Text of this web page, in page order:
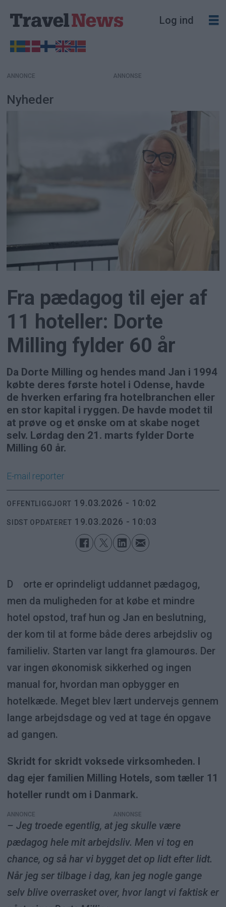
Log ind
ANNONCE
Nyheder
Fra pædagog til ejer af
11 hoteller: Dorte
Milling fylder 60 år
Da Dorte Milling og hendes mand Jan i 1994
købte deres første hotel i Odense, havde
de hverken erfaring fra hotelbranchen eller
en stor kapital i ryggen. De havde modet til
at prøve og et ønske om at skabe noget
selv. Lørdag den 21. marts fylder Dorte
Milling 60 år.
E-mail reporter
OFFENTLIGGJORT 19.03.2026 - 10:02
SIDST OPDATERET 19.03.2026 - 10:03
Dorte er oprindeligt uddannet pædagog,
men da muligheden for at købe et mindre
hotel opstod, traf hun og Jan en beslutning,
der kom til at forme både deres arbejdsliv og
familieliv. Starten var langt fra glamourøs. Der
var ingen økonomisk sikkerhed og ingen
manual for, hvordan man opbygger en
hotelkæde. Meget blev lært undervejs gennem
lange arbejdsdage og ved at tage én opgave
ad gangen.
Skridt for skridt voksede virksomheden. I
dag ejer familien Milling Hotels, som tæller 11
hoteller rundt om i Danmark.
ANNONCE
– Jeg troede egentlig, at jeg skulle være
pædagog hele mit arbejdsliv. Men vi tog en
chance, og så har vi bygget det op lidt efter lidt.
Når jeg ser tilbage i dag, kan jeg nogle gange
selv blive overrasket over, hvor langt vi faktisk er